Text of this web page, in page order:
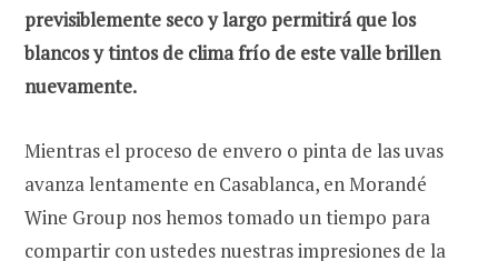
previsiblemente seco y largo permitirá que los
blancos y tintos de clima frío de este valle brillen
nuevamente.
Mientras el proceso de envero o pinta de las uvas
avanza lentamente en Casablanca, en Morandé
Wine Group nos hemos tomado un tiempo para
compartir con ustedes nuestras impresiones de la